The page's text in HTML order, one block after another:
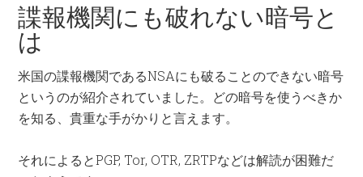
諜報機関にも破れない暗号と
は
米国の諜報機関であるNSAにも破ることのできない暗号
というのが紹介されていました。どの暗号を使うべきか
を知る、貴重な手がかりと言えます。
それによるとPGP, Tor, OTR, ZRTPなどは解読が困難だ